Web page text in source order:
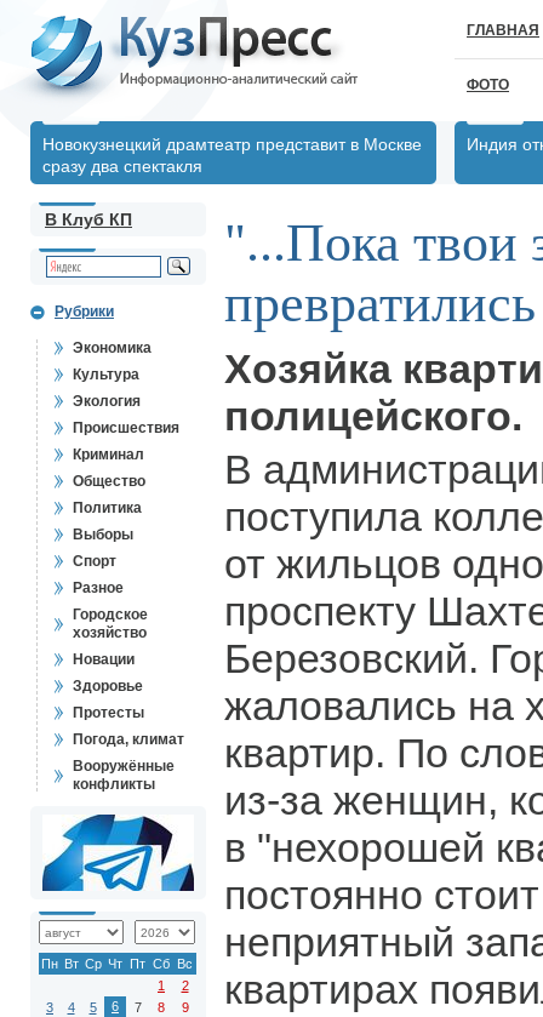
ГЛАВНАЯ
ФОТО
Новокузнецкий драмтеатр представит в Москве
сразу два спектакля
Индия
В Клуб КП
Рубрики
Экономика
Культура
Экология
Происшествия
Криминал
Общество
Политика
Выборы
Спорт
Разное
Городское
хозяйство
Новации
Здоровье
Протесты
Погода, климат
Вооружённые
конфликты
Пн Вт Ср Чт Пт Сб Вс
1
2
3
4 5 6 7 8
9
"...Пока твои
Хозяйка
полицейского.
В
поступила
от жильцов
проспекту
Березовский.
жаловались на
квартир. По
из-за женщин,
в "нехорошей
постоянно
неприятный
квартирах